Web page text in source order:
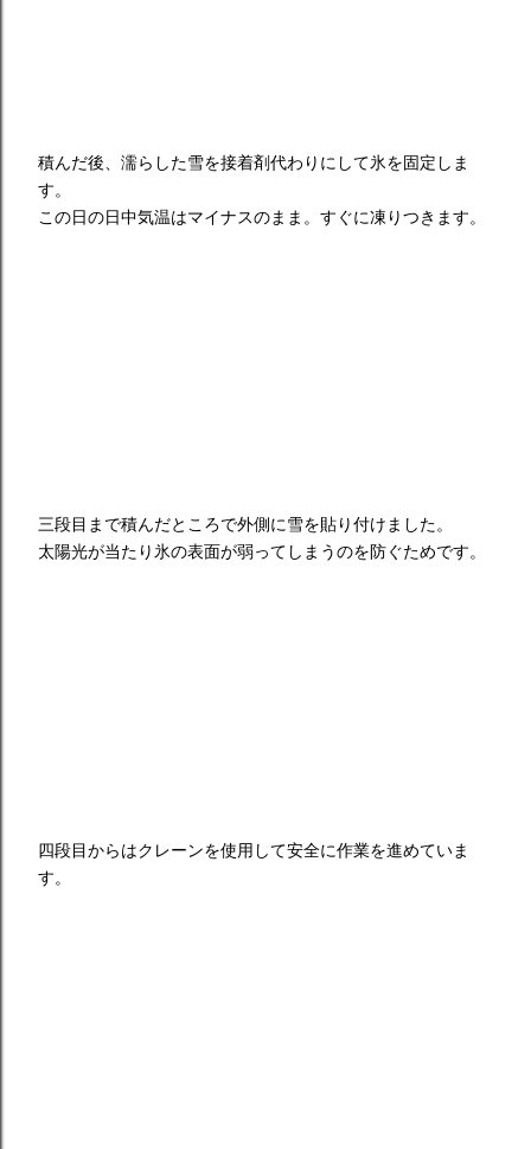
積んだ後、濡らした雪を接着剤代わりにして氷を固定しま
す。
この日の日中気温はマイナスのまま。すぐに凍りつきます。
三段目まで積んだところで外側に雪を貼り付けました。
太陽光が当たり氷の表面が弱ってしまうのを防ぐためです。
四段目からはクレーンを使用して安全に作業を進めていま
す。